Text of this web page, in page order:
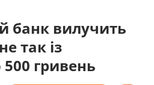
банк вилучить
так із
гривень